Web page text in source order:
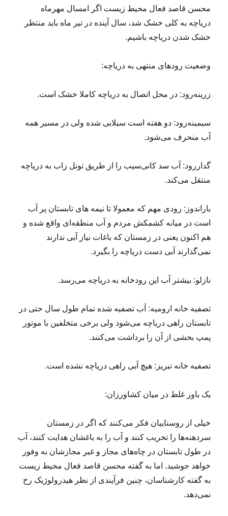
محسن قاصد فعال محیط زیست اگر امسال مهرماه
دریاچه به کلی خشک شد، سال آینده در تیر ماه باید منتظر
خشک شدن دریاچه باشیم.
وضعیت رودهای منتهی به دریاچه:
زرینه‌رود: در محل اتصال به دریاچه کاملا خشک است.
سیمینه‌رود: دو هفته است سیلابی شده ولی در مسیر همه
آب منحرف می‌شود.
گداررود: آب سد کانی‌سیب را از طریق تونل زاب به دریاچه
منتقل می‌کند.
باراندوز: رودی مهم که معمولا تا نیمه های تابستان پر آب
است در میانه کشمکش مردم و آب منطقه‌ای واقع شده و
هم اکنون یعنی در زمستان که باغات نیاز آبی ندارند
نمی‌گذارند آبی دست دریاچه را بگیرد.
نازلو: بیشتر آب این رودخانه به دریاچه می‌رسد.
تصفیه خانه ارومیه: آب تصفیه شده تمام طول سال حتی در
تابستان راهی دریاچه می‌شود ولی برخی متخلفین با موتور
پمپ بخشی از آن را برداشت می‌کنند.
تصفیه خانه تبریز: هیچ آبی راهی دریاچه نشده است.
یک باور غلط در میان کشاورزان:
خیلی از روستاییان فکر می‌کنند که اگر در زمستان
سردهنه‌ها را تخریب کنند و آب را به باغشان هدایت کنند، آب
در طول تابستان در چاه‌های مجاز و غیر مجازشان به وفور
خواهد جوشید. اما به گفته محسن قاصد فعال محیط زیست
به گفته کارشناسان، چنین فرآیندی از نظر هیدرولوژیک رخ
نمی‌دهد.